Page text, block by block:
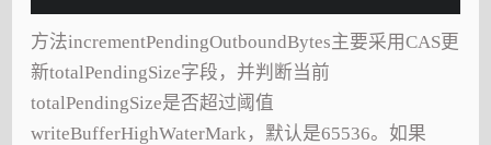
方法incrementPendingOutboundBytes主要采用CAS更
新totalPendingSize字段，并判断当前
totalPendingSize是否超过阈值
writeBufferHighWaterMark，默认是65536。如果